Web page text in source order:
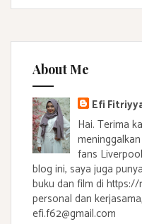
About Me
Efi
Hai. Terima
fans
blog ini, saya juga
buku dan film di
personal dan
efi.f62@gmail.com